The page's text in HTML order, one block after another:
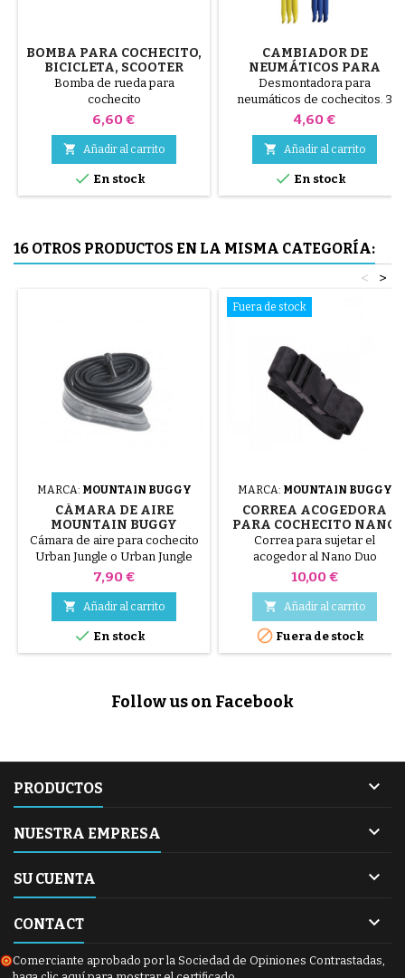
BOMBA PARA COCHECITO,
BICICLETA, SCOOTER
Bomba de rueda para
cochecito
Precio
6,60 €
 Añadir al carrito
 En stock
CAMBIADOR DE
NEUMÁTICOS PARA
COCHECITO COLOR
ALEATORIO 1 PAQUETE DE
3 PIEZAS
Desmontadora para
neumáticos de cochecitos. 3
piezas de plástico de alta
negro, rojo, verde, amarillo y
azul o 3 piezas de acero ( gris )
El neumático se monta a mano,
sin herramientas, para evitar
Precio
4,60 €
 Añadir al carrito
 En stock
16 OTROS PRODUCTOS EN LA MISMA CATEGORÍA:
>
<
MARCA: MOUNTAIN BUGGY
CÁMARA DE AIRE
MOUNTAIN BUGGY
URBAN JUNGLE
Cámara de aire para cochecito
Urban Jungle o Urban Jungle
Duo
Precio
7,90 €
 Añadir al carrito
 En stock
Fuera de stock
MARCA: MOUNTAIN BUGGY
CORREA ACOGEDORA
PARA COCHECITO NANO
MOUNTAIN BUGGY
Correa para sujetar el
acogedor al Nano Duo
Mountain Buggy
Precio
10,00 €
 Añadir al carrito
 Fuera de stock
Follow us on Facebook
PRODUCTOS 
NUESTRA EMPRESA 
SU CUENTA 
CONTACT 
Comerciante aprobado por la Sociedad de Opiniones Contrastadas,